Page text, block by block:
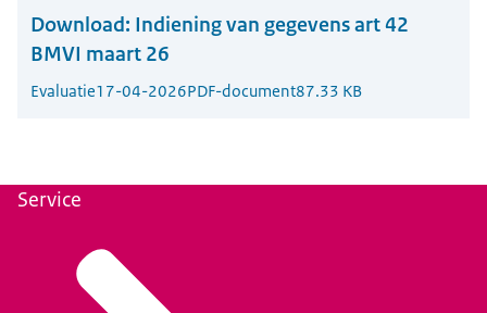
Download: Indiening van gegevens art 42
BMVI maart 26
Evaluatie17-04-2026PDF-document87.33 KB
Service